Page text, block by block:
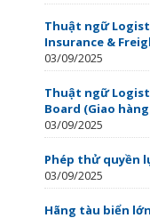
Thuật ngữ
Insurance &
03/09/2025
Thuật ngữ
Board (Giao
03/09/2025
Phép thử quyền
03/09/2025
Hãng tàu biển